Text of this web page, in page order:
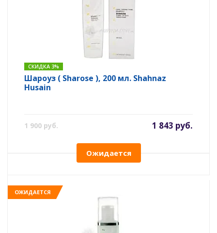
СКИДКА 3%
Шароуз ( Sharose ), 200 мл. Shahnaz
Husain
1 900 руб. 1 843 руб.
Ожидается
ОЖИДАЕТСЯ